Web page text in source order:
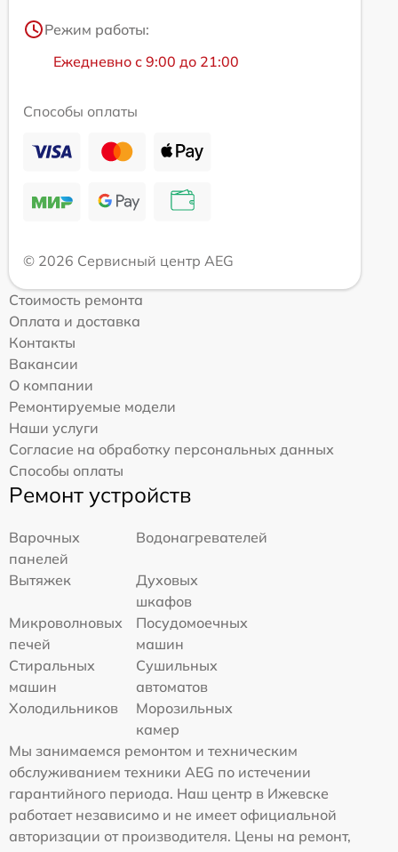
Режим работы:
Ежедневно с 9:00 до 21:00
Способы оплаты
© 2026 Сервисный центр AEG
Стоимость ремонта
Оплата и доставка
Контакты
Вакансии
О компании
Ремонтируемые модели
Наши услуги
Согласие на обработку персональных данных
Способы оплаты
Ремонт устройств
Варочных
панелей
Водонагревателей
Вытяжек
Духовых
шкафов
Микроволновых
печей
Посудомоечных
машин
Стиральных
машин
Сушильных
автоматов
Холодильников
Морозильных
камер
Мы занимаемся ремонтом и техническим
обслуживанием техники AEG по истечении
гарантийного периода. Наш центр в Ижевске
работает независимо и не имеет официальной
авторизации от производителя. Цены на ремонт,